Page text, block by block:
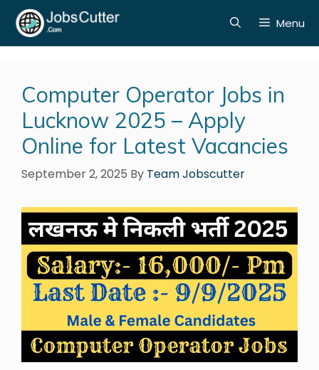
Menu
Computer Operator Jobs in
Lucknow 2025 – Apply
Online for Latest Vacancies
September 2, 2025 By Team Jobscutter